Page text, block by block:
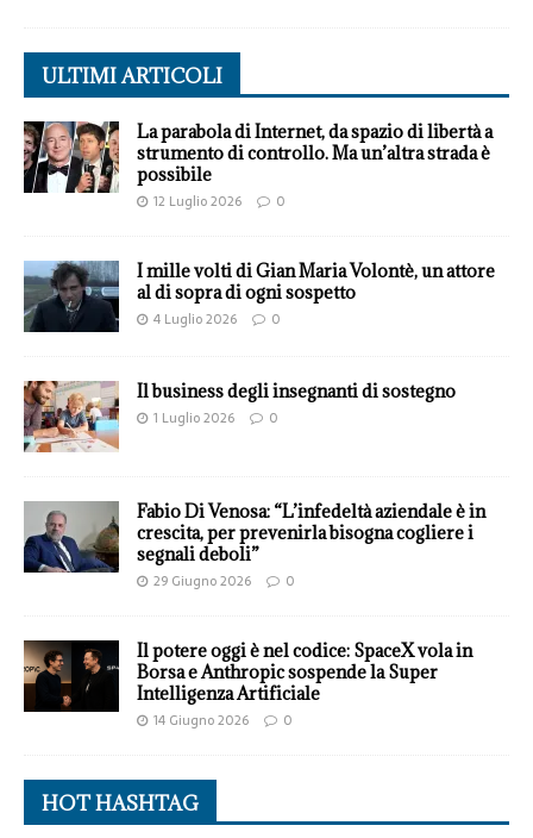
ULTIMI ARTICOLI
La parabola di Internet, da spazio di libertà a
strumento di controllo. Ma un’altra strada è
possibile
12 Luglio 2026 0
I mille volti di Gian Maria Volontè, un attore
al di sopra di ogni sospetto
4 Luglio 2026 0
Il business degli insegnanti di sostegno
1 Luglio 2026 0
Fabio Di Venosa: “L’infedeltà aziendale è in
crescita, per prevenirla bisogna cogliere i
segnali deboli”
29 Giugno 2026 0
Il potere oggi è nel codice: SpaceX vola in
Borsa e Anthropic sospende la Super
Intelligenza Artificiale
14 Giugno 2026 0
HOT HASHTAG